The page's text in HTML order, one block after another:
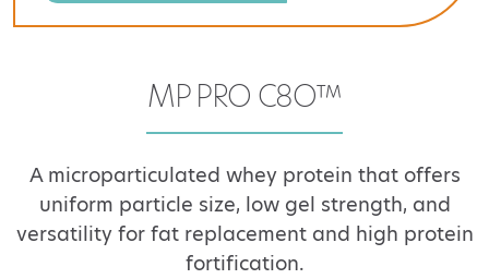
MP PRO C8O™
A microparticulated whey protein that offers
uniform particle size, low gel strength, and
versatility for fat replacement and high protein
fortification.